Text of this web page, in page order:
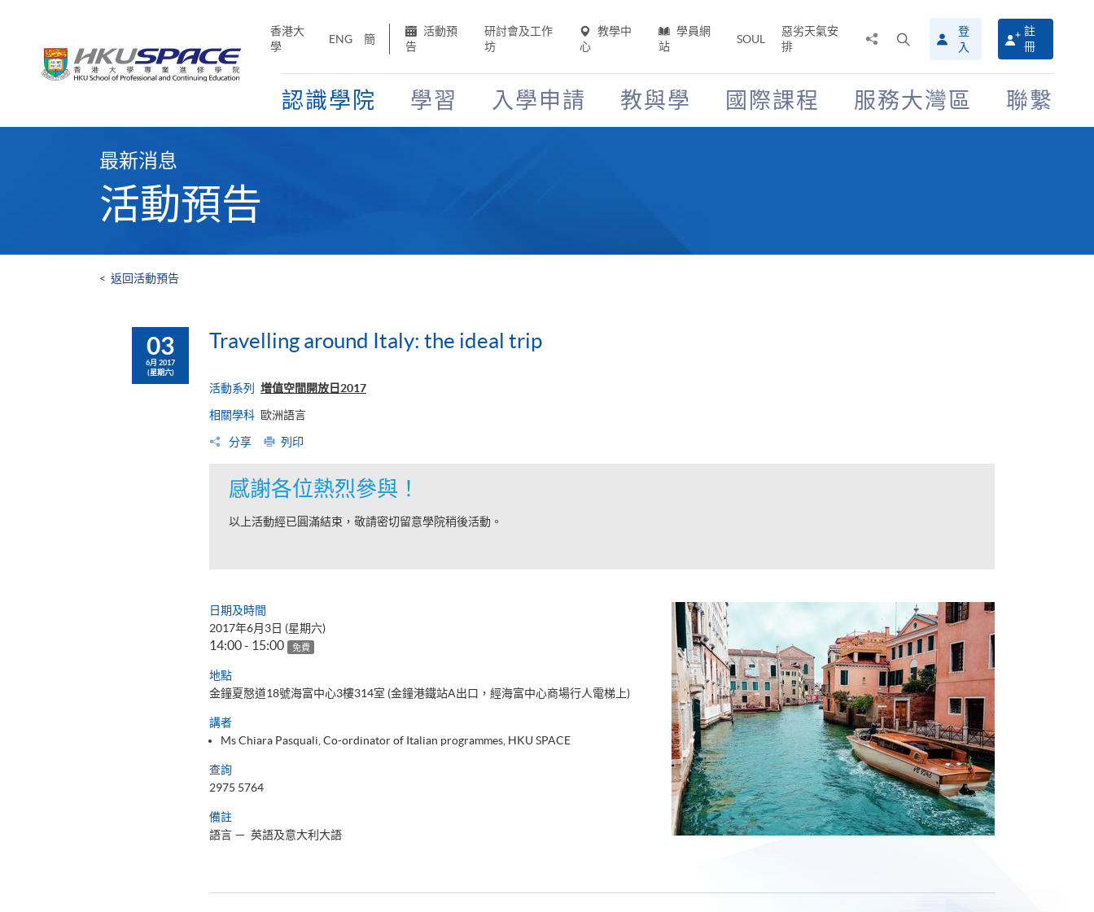
香港大
學
ENG 簡
活動預
告
研討會及工作
坊
教學中
心
學員網
站
SOUL
惡劣天氣安
排
搜
尋
介
面
登
入
註
冊
認識學院 學習 入學申請 教與學 國際課程 服務大灣區 聯繫
最新消息
活動預告
< 返回活動預告
03
6月 2017
(星期六)
Travelling around Italy: the ideal trip
活動系列 增值空間開放日2017
相關學科 歐洲語言
分享 列印
感謝各位熱烈參與！
以上活動經已圓滿結束，敬請密切留意學院稍後活動。
日期及時間
2017年6月3日 (星期六)
14:00 - 15:00 免費
地點
金鐘夏慤道18號海富中心3樓314室 (金鐘港鐵站A出口，經海富中心商場行人電梯上)
講者
Ms Chiara Pasquali, Co-ordinator of Italian programmes, HKU SPACE
查詢
2975 5764
備註
語言 － 英語及意大利大語